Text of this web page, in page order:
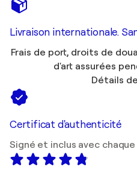
Livraison internationale.
Frais de port, droits de
d'art assurées
Détails
Certificat d'authenticité
Signé et inclus avec